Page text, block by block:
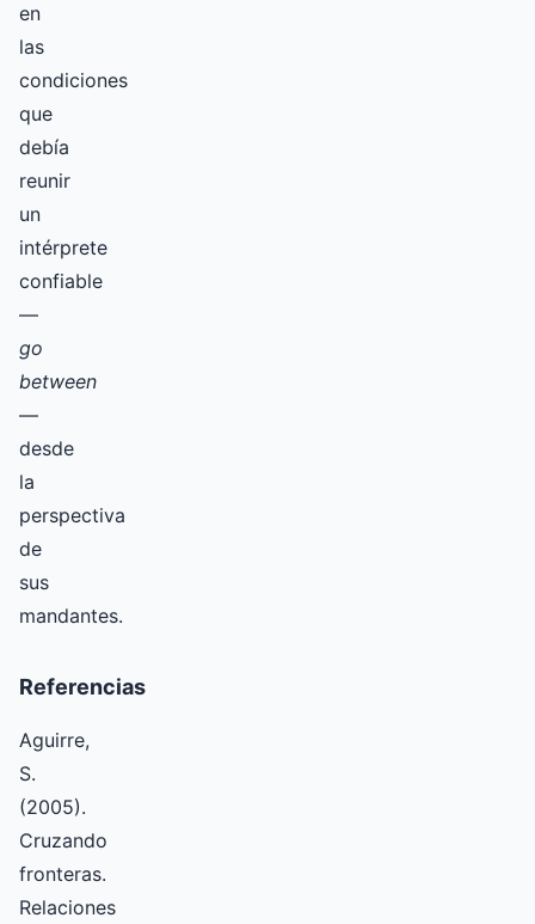
en
las
condiciones
que
debía
reunir
un
intérprete
confiable
—
go
between
—
desde
la
perspectiva
de
sus
mandantes.
Referencias
Aguirre,
S.
(2005).
Cruzando
fronteras.
Relaciones